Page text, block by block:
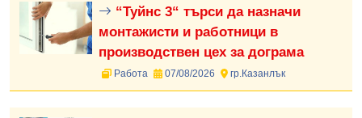
“Туйнс 3“ търси да назначи
монтажисти и работници в
производствен цех за дограма
Работа 07/08/2026 гр.Казанлък